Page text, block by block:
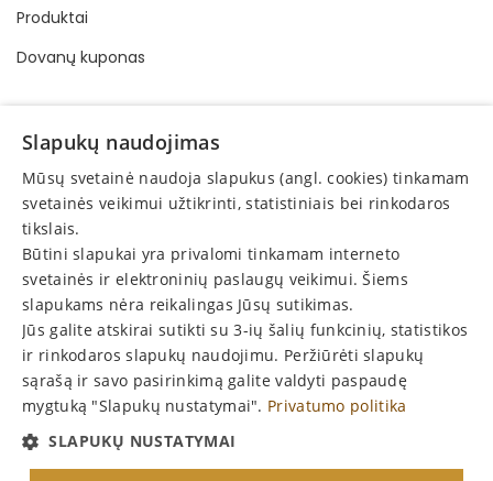
Produktai
Dovanų kuponas
INFORMACIJA
Pirkimo - pardavimo taisyklės
Privatumo politika
Elektroninis vartotojų ginčų sprendimas
Vartotojų teisių apsauga
Grąžinimas
Skelbimai
Slapukų naudojimas
Mūsų svetainė naudoja slapukus (angl. cookies) tinkamam
svetainės veikimui užtikrinti, statistiniais bei rinkodaros
tikslais.
Būtini slapukai yra privalomi tinkamam interneto
svetainės ir elektroninių paslaugų veikimui. Šiems
slapukams nėra reikalingas Jūsų sutikimas.
Jūs galite atskirai sutikti su 3-ių šalių funkcinių, statistikos
ir rinkodaros slapukų naudojimu. Peržiūrėti slapukų
sąrašą ir savo pasirinkimą galite valdyti paspaudę
mygtuką "Slapukų nustatymai". Privatumo politika
SLAPUKŲ NUSTATYMAI